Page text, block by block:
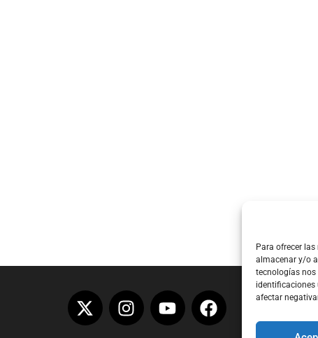
Para ofrecer
almacenar y/o
tecnologías
identificaciones
afectar